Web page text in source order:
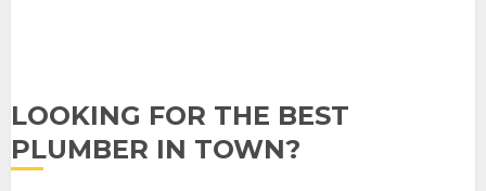
LOOKING FOR THE BEST
PLUMBER IN TOWN?